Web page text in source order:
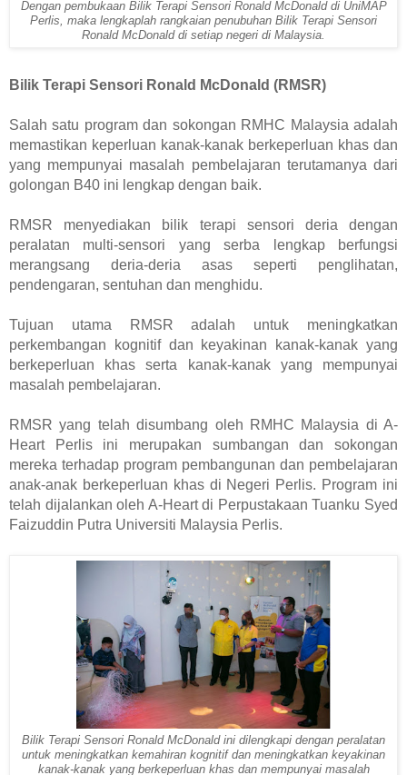
Dengan pembukaan Bilik Terapi Sensori Ronald McDonald di UniMAP
Perlis, maka lengkaplah rangkaian penubuhan Bilik Terapi Sensori
Ronald McDonald di setiap negeri di Malaysia.
Bilik Terapi Sensori Ronald McDonald (RMSR)
Salah satu program dan sokongan RMHC Malaysia adalah
memastikan keperluan kanak-kanak berkeperluan khas dan
yang mempunyai masalah pembelajaran terutamanya dari
golongan B40 ini lengkap dengan baik.
RMSR menyediakan bilik terapi sensori deria dengan
peralatan multi-sensori yang serba lengkap berfungsi
merangsang deria-deria asas seperti penglihatan,
pendengaran, sentuhan dan menghidu.
Tujuan utama RMSR adalah untuk meningkatkan
perkembangan kognitif dan keyakinan kanak-kanak yang
berkeperluan khas serta kanak-kanak yang mempunyai
masalah pembelajaran.
RMSR yang telah disumbang oleh RMHC Malaysia di A-
Heart Perlis ini merupakan sumbangan dan sokongan
mereka terhadap program pembangunan dan pembelajaran
anak-anak berkeperluan khas di Negeri Perlis. Program ini
telah dijalankan oleh A-Heart di Perpustakaan Tuanku Syed
Faizuddin Putra Universiti Malaysia Perlis.
Bilik Terapi Sensori Ronald McDonald ini dilengkapi dengan peralatan
untuk meningkatkan kemahiran kognitif dan meningkatkan keyakinan
kanak-kanak yang berkeperluan khas dan mempunyai masalah